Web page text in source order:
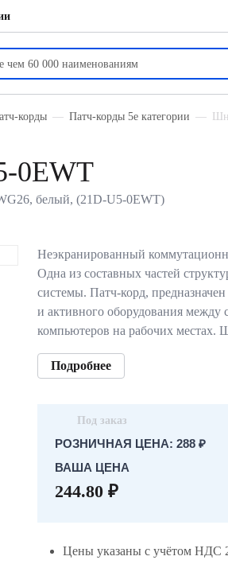
корды Патч-корды 5е категории
0EWT
белый, (21D-U5-0EWT)
Неэкранированный
Одна из составных частей
системы. Патч-корд,
и активного оборудования между
компьютеров на рабочих местах.
Подробнее
Под заказ
РОЗНИЧНАЯ ЦЕНА: 288 ₽
ВАША ЦЕНА
244.80 ₽
Цены указаны с учётом НДС